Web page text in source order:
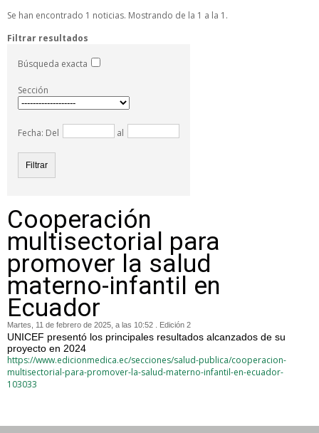
Se han encontrado 1 noticias. Mostrando de la 1 a la 1.
Filtrar resultados
Búsqueda exacta
Sección
Fecha: Del al
Cooperación
multisectorial para
promover la salud
materno-infantil en
Ecuador
Martes, 11 de febrero de 2025, a las 10:52 . Edición 2
UNICEF presentó los principales resultados alcanzados de su
proyecto en 2024
https://www.edicionmedica.ec/secciones/salud-publica/cooperacion-
multisectorial-para-promover-la-salud-materno-infantil-en-ecuador-
103033